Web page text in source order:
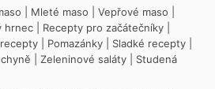
Mleté maso Vepřové maso
hrnec Recepty pro začátečníky
Pomazánky Sladké recepty
Zeleninové saláty
Studená